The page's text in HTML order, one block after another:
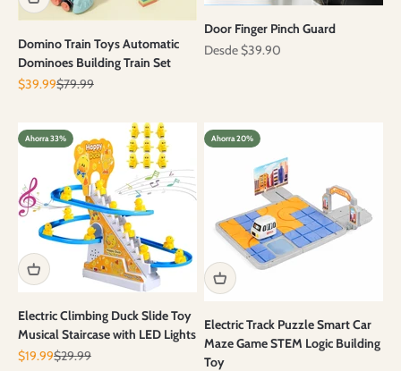
Domino Train Toys Automatic
Dominoes Building Train Set
Precio de oferta
$39.99Precio normal
$79.99
Door Finger Pinch Guard
Precio de oferta
Desde $39.90
Ahorra 33%
Electric Climbing Duck Slide Toy
Musical Staircase with LED Lights
Precio de oferta
$19.99Precio normal
$29.99
Ahorra 20%
Electric Track Puzzle Smart Car
Maze Game STEM Logic Building
Toy